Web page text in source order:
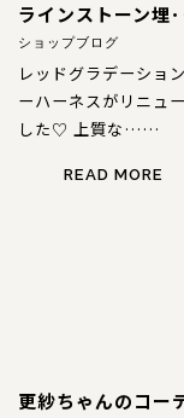
ラインストーン埋･
ショップブログ
レッドグラデーショ
ーハーネスがリニュ
した♡ 上質な……
READ MORE
更紗ちゃんのコー